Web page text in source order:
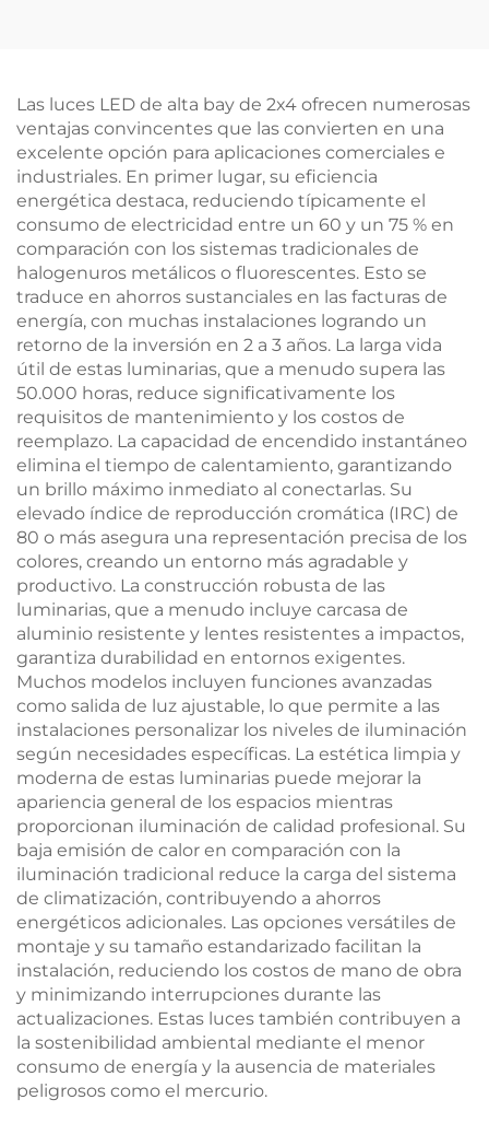
Las luces LED de alta bay de 2x4 ofrecen numerosas
ventajas convincentes que las convierten en una
excelente opción para aplicaciones comerciales e
industriales. En primer lugar, su eficiencia
energética destaca, reduciendo típicamente el
consumo de electricidad entre un 60 y un 75 % en
comparación con los sistemas tradicionales de
halogenuros metálicos o fluorescentes. Esto se
traduce en ahorros sustanciales en las facturas de
energía, con muchas instalaciones logrando un
retorno de la inversión en 2 a 3 años. La larga vida
útil de estas luminarias, que a menudo supera las
50.000 horas, reduce significativamente los
requisitos de mantenimiento y los costos de
reemplazo. La capacidad de encendido instantáneo
elimina el tiempo de calentamiento, garantizando
un brillo máximo inmediato al conectarlas. Su
elevado índice de reproducción cromática (IRC) de
80 o más asegura una representación precisa de los
colores, creando un entorno más agradable y
productivo. La construcción robusta de las
luminarias, que a menudo incluye carcasa de
aluminio resistente y lentes resistentes a impactos,
garantiza durabilidad en entornos exigentes.
Muchos modelos incluyen funciones avanzadas
como salida de luz ajustable, lo que permite a las
instalaciones personalizar los niveles de iluminación
según necesidades específicas. La estética limpia y
moderna de estas luminarias puede mejorar la
apariencia general de los espacios mientras
proporcionan iluminación de calidad profesional. Su
baja emisión de calor en comparación con la
iluminación tradicional reduce la carga del sistema
de climatización, contribuyendo a ahorros
energéticos adicionales. Las opciones versátiles de
montaje y su tamaño estandarizado facilitan la
instalación, reduciendo los costos de mano de obra
y minimizando interrupciones durante las
actualizaciones. Estas luces también contribuyen a
la sostenibilidad ambiental mediante el menor
consumo de energía y la ausencia de materiales
peligrosos como el mercurio.